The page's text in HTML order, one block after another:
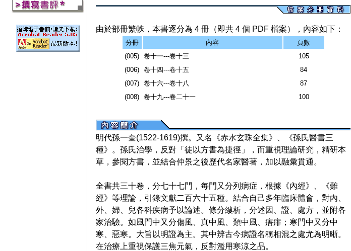
由於部冊繁帙，本書逐分為 4 冊（即共 4 個 PDF 檔案），內容如下：
分冊 內容
頁數
(005) 卷十一---卷十三
105
(006) 卷十四---卷十五
84
(007) 卷十六---卷十八
87
(008) 卷十九---卷二十一 100
明代孫一奎(1522-1619)撰。又名《赤水玄珠全集》、《孫氏醫書三
種》。孫氏治學，反對「徒以方書為捷徑」，而重視理論研究，精研本
草，參閱方書，並結合仲景之後歷代名家醫著，加以融彙貫通。
全書共三十卷，分七十七門，每門又分列病症，根據《內經》、《難
經》等理論，引錄文獻二百六十五種。結合自己多年臨床體會，對內、
外、婦、兒各科疾病予以論述。條分縷析，分述因、證、處方，並附各
家治驗。如風門中又分傷風、真中風、類中風、痦痱；寒門中又分中
寒、惡寒。大旨以明證為主。其中辨古今病證名稱相混之處尤為明晰。
在治療上重視保護三焦元氣，反對濫用寒涼之品。